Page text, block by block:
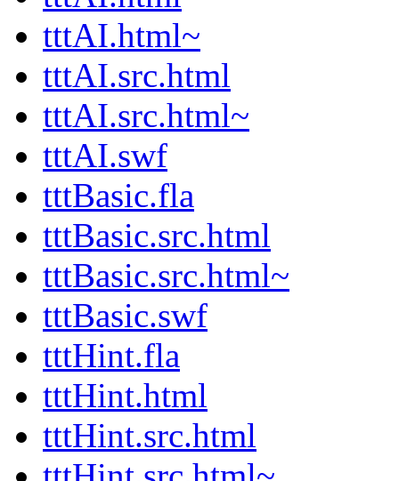
tttAI.html~
tttAI.src.html
tttAI.src.html~
tttAI.swf
tttBasic.fla
tttBasic.src.html
tttBasic.src.html~
tttBasic.swf
tttHint.fla
tttHint.html
tttHint.src.html